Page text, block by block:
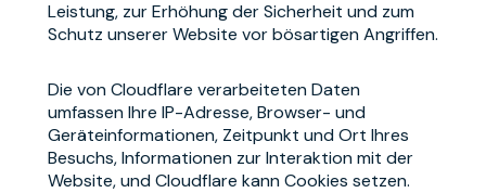
Leistung, zur Erhöhung der Sicherheit und zum
Schutz unserer Website vor bösartigen Angriffen.
Die von Cloudflare verarbeiteten Daten
umfassen Ihre IP-Adresse, Browser- und
Geräteinformationen, Zeitpunkt und Ort Ihres
Besuchs, Informationen zur Interaktion mit der
Website, und Cloudflare kann Cookies setzen.